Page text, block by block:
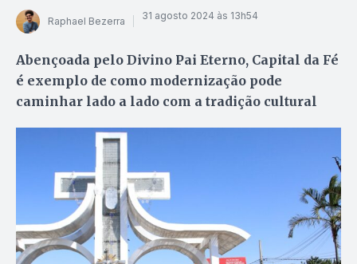
Raphael Bezerra 31 agosto 2024 às 13h54
Abençoada pelo Divino Pai Eterno, Capital da Fé
é exemplo de como modernização pode
caminhar lado a lado com a tradição cultural